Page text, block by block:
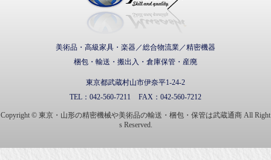
美術品・高級家具・楽器／総合物流業／精密機器
梱包・輸送・搬出入・倉庫保管・産廃
東京都武蔵村山市伊奈平1-24-2
TEL： 042-560-7211 FAX： 042-560-7212
Copyright © 東京・山形の精密機械や美術品の輸送・梱包・保管は武蔵通商 All Right
s Reserved.